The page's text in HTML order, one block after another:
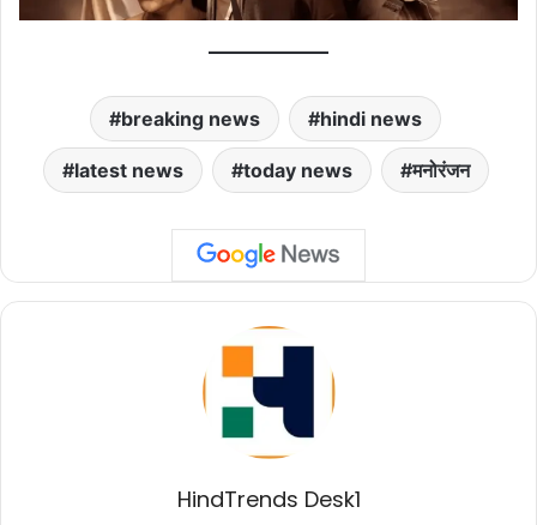
breaking news hindi news
latest news today news मनोरंजन
HindTrends Desk1